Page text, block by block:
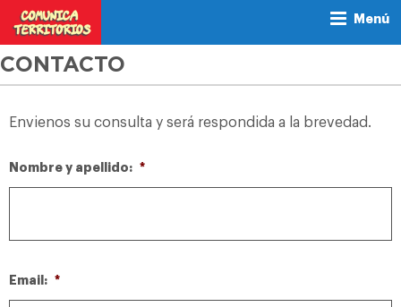
Menú
CONTACTO
Envienos su consulta y será respondida a la brevedad.
Nombre y apellido: *
Email: *